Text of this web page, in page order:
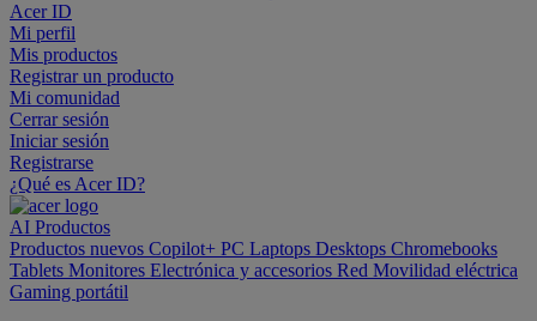
Acer ID
Mi perfil
Mis productos
Registrar un producto
Mi comunidad
Cerrar sesión
Iniciar sesión
Registrarse
¿Qué es Acer ID?
AI Productos
Productos nuevos Copilot+ PC Laptops Desktops Chromebooks
Tablets Monitores Electrónica y accesorios Red Movilidad eléctrica
Gaming portátil